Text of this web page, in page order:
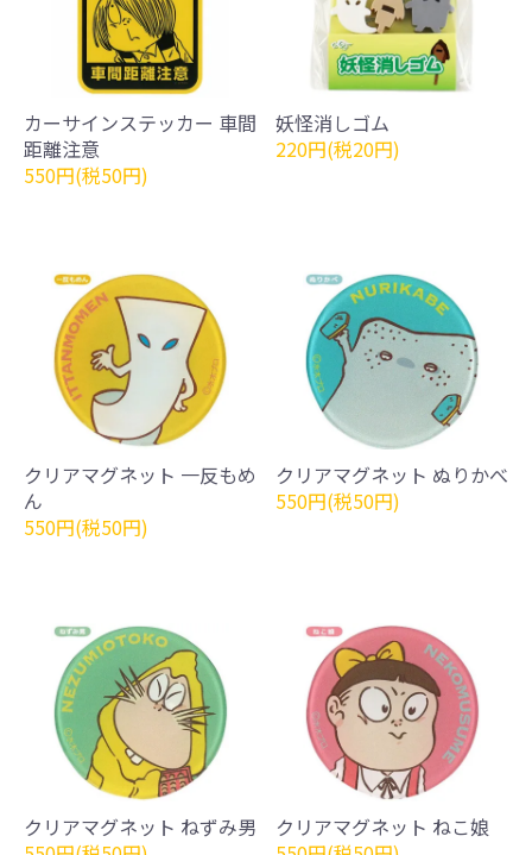
カーサインステッカー 車間
距離注意
550円(税50円)
妖怪消しゴム
220円(税20円)
クリアマグネット 一反もめ
ん
550円(税50円)
クリアマグネット ぬりかべ
550円(税50円)
クリアマグネット ねずみ男
クリアマグネット ねこ娘